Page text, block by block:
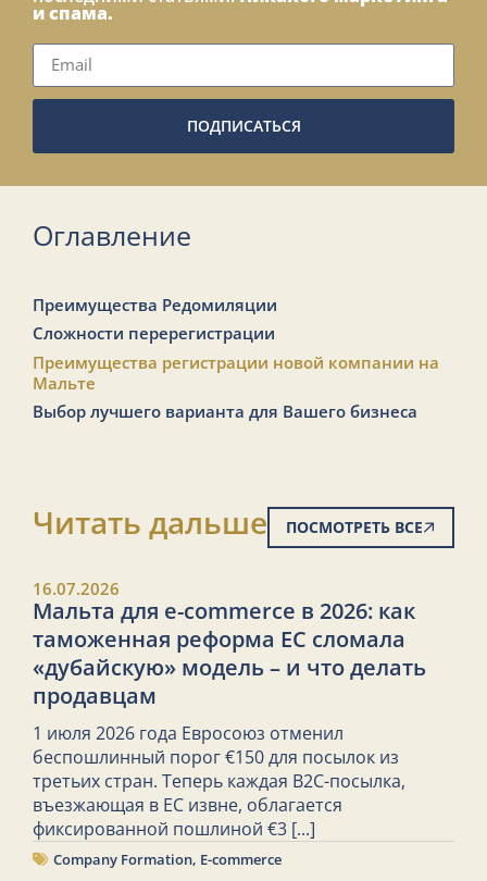
и спама.
ПОДПИСАТЬСЯ
Оглавление
Преимущества Редомиляции
Сложности перерегистрации
Преимущества регистрации новой компании на
Мальте
Выбор лучшего варианта для Вашего бизнеса
Читать дальше ПОСМОТРЕТЬ ВСЕ
16.07.2026
Мальта для e-commerce в 2026: как
таможенная реформа ЕС сломала
«дубайскую» модель – и что делать
продавцам
1 июля 2026 года Евросоюз отменил
беспошлинный порог €150 для посылок из
третьих стран. Теперь каждая B2C-посылка,
въезжающая в ЕС извне, облагается
фиксированной пошлиной €3 [...]
Company Formation, E-commerce